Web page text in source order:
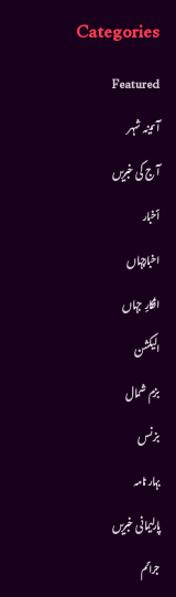
Categories
Featured
آئینہ شہر
آج کی خبریں
أخبار
اخبارجہاں
افکارِ جہاں
الیکشن
بزم شمال
بزنس
بہار نامہ
پارلیمانی خبریں
جرائم